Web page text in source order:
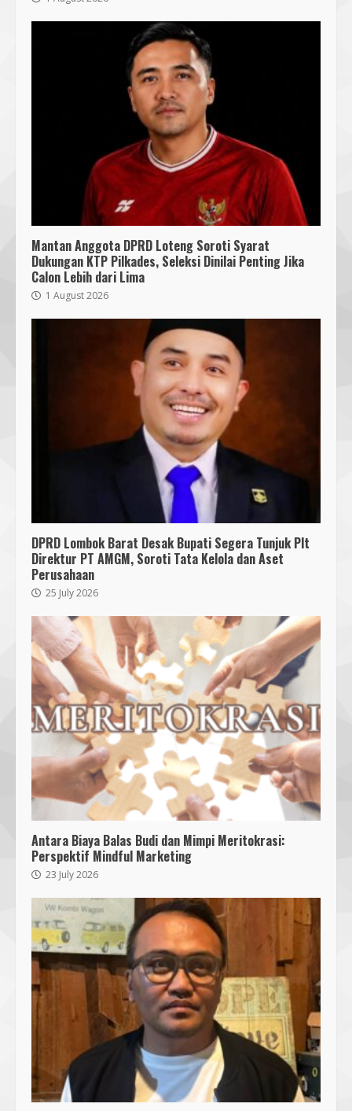
Mantan Anggota DPRD Loteng Soroti Syarat
Dukungan KTP Pilkades, Seleksi Dinilai Penting Jika
Calon Lebih dari Lima
1 August 2026
DPRD Lombok Barat Desak Bupati Segera Tunjuk Plt
Direktur PT AMGM, Soroti Tata Kelola dan Aset
Perusahaan
25 July 2026
Antara Biaya Balas Budi dan Mimpi Meritokrasi:
Perspektif Mindful Marketing
23 July 2026
Bukan Sekadar Bersih-Bersih, KKN
UMMAT dan Warga Sesela Perkuat
Ketangguhan Desa dari Risiko
Bencana
18 July 2026
Segini Harga Resmi iPhone 15 di
Indonesia
14 October 2023